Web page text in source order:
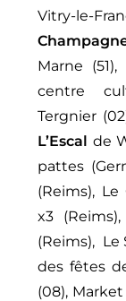
Vitry-le-
Marne
centre
Tergnier
L’Escal de
pattes
(Reims), Le
x3
(Reims), Le
des fêtes
(08),